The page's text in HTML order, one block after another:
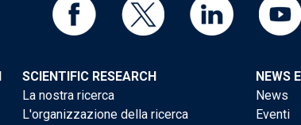
SCIENTIFIC RESEARCH
La nostra ricerca
L'organizzazione della ricerca
NEWS
News
Eventi